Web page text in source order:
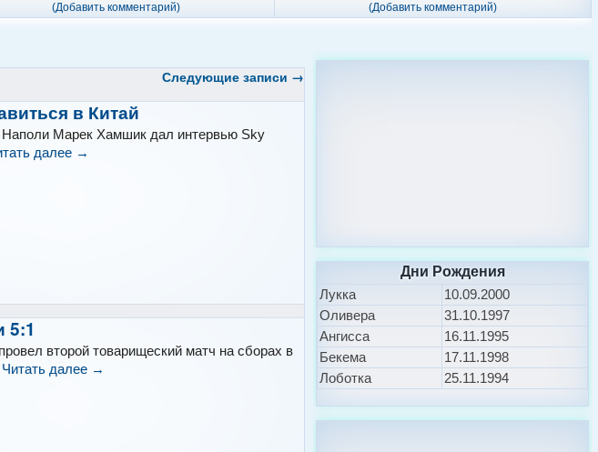
(Добавить комментарий) (Добавить комментарий)
Следующие записи →
в Китай
Наполи Марек Хамшик дал интервью Sky
далее →
5:1
второй товарищеский матч на сборах в
Читать далее →
Дни Рождения
Лукка
10.09.2000
Оливера
31.10.1997
Ангисса
16.11.1995
Бекема
17.11.1998
Лоботка
25.11.1994